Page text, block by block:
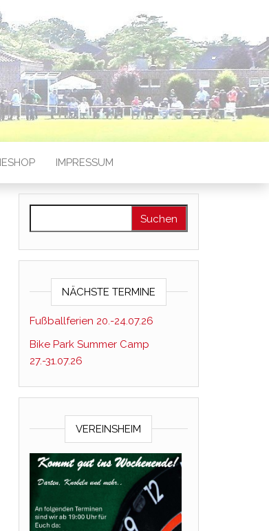
IMPRESSUM
NÄCHSTE TERMINE
Fußballferien 20.-24.07.26
Bike Park Summer Camp
27.-31.07.26
VEREINSHEIM